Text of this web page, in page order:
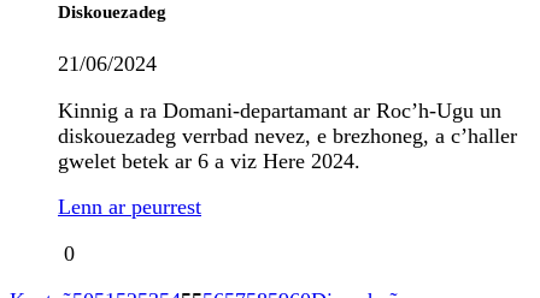
Diskouezadeg
21/06/2024
Kinnig a ra Domani-departamant ar Roc’h-Ugu un
diskouezadeg verrbad nevez, e brezhoneg, a c’haller
gwelet betek ar 6 a viz Here 2024.
Lenn ar peurrest
0